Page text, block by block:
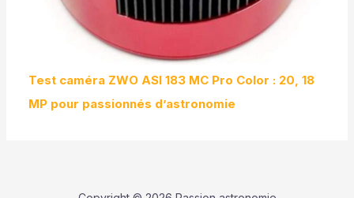
Test caméra ZWO ASI 183 MC Pro Color : 20, 18
MP pour passionnés d’astronomie